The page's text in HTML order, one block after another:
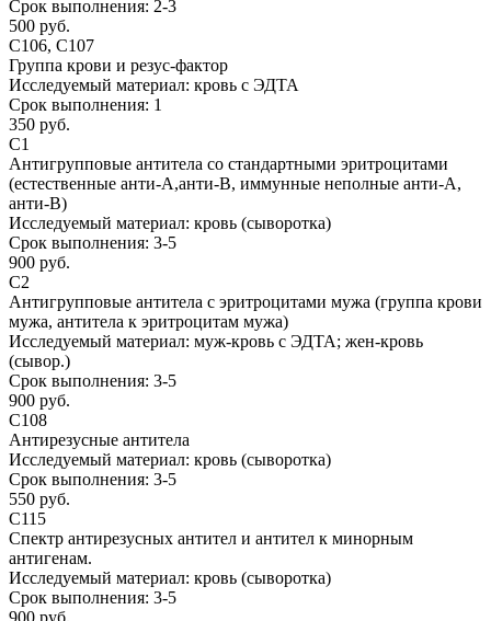
Срок выполнения: 2-3
500 руб.
С106, С107
Группа крови и резус-фактор
Исследуемый материал: кровь с ЭДТА
Срок выполнения: 1
350 руб.
С1
Антигрупповые антитела со стандартными эритроцитами
(естественные анти-А,анти-В, иммунные неполные анти-А,
анти-В)
Исследуемый материал: кровь (сыворотка)
Срок выполнения: 3-5
900 руб.
С2
Антигрупповые антитела с эритроцитами мужа (группа крови
мужа, антитела к эритроцитам мужа)
Исследуемый материал: муж-кровь с ЭДТА; жен-кровь
(сывор.)
Срок выполнения: 3-5
900 руб.
С108
Антирезусные антитела
Исследуемый материал: кровь (сыворотка)
Срок выполнения: 3-5
550 руб.
С115
Спектр антирезусных антител и антител к минорным
антигенам.
Исследуемый материал: кровь (сыворотка)
Срок выполнения: 3-5
900 руб.